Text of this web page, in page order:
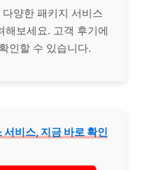
양한 패키지 서비스
해보세요. 고객 후기에
인할 수 있습니다.
비스, 지금 바로 확인